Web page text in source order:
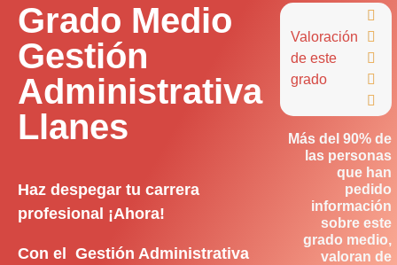
Grado Medio
Gestión
Administrativa
Llanes
Haz despegar tu carrera
profesional ¡Ahora!
Con el Gestión Administrativa
Valoración
de este
grado





Más del 90% de
las personas
que han
pedido
información
sobre este
grado medio,
valoran de